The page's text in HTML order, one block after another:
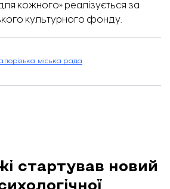
для кожного» реалізується за
культурного фонду.
міська рада
стартував новий